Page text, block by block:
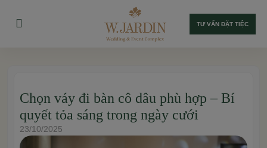
TƯ VẤN ĐẶT TIỆC
Chọn váy đi bàn cô dâu phù hợp – Bí
quyết tỏa sáng trong ngày cưới
23/10/2025